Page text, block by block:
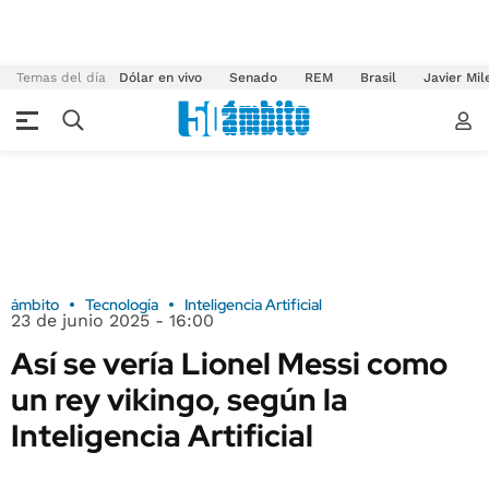
Temas del día Dólar en vivo Senado REM Brasil Javier
ámbito Tecnología Inteligencia Artificial
23 de junio 2025 - 16:00
Así se vería Lionel Messi como
un rey vikingo, según la
Inteligencia Artificial